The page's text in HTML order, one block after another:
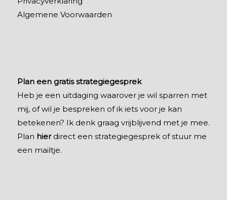
Algemene Voorwaarden
Plan een gratis strategiegesprek
Heb je een uitdaging waarover je wil sparren met
mij, of wil je bespreken of ik iets voor je kan
betekenen? Ik denk graag vrijblijvend met je mee.
Plan hierdirect een strategiegesprek of stuur me
een mailtje.